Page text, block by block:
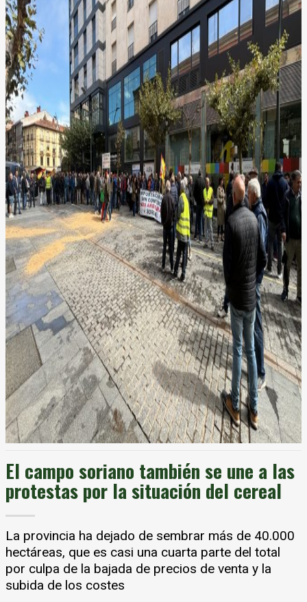
El campo soriano también se une a las
protestas por la situación del cereal
La provincia ha dejado de sembrar más de 40.000
hectáreas, que es casi una cuarta parte del total
por culpa de la bajada de precios de venta y la
subida de los costes